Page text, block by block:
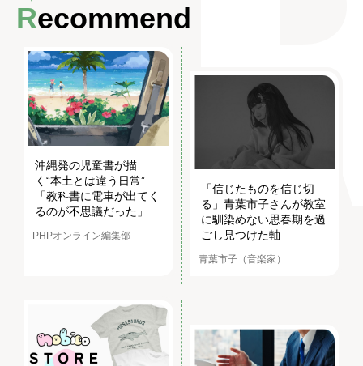
Recommend
沖縄発の児童書が描
く“本土とは違う日常”
「教科書に電車が出てく
るのが不思議だった」
PHPオンライン編集部
「信じたものを信じ切
る」青葉市子さんが教室
に馴染めない思春期を過
ごし見つけた軸
青葉市子（音楽家）